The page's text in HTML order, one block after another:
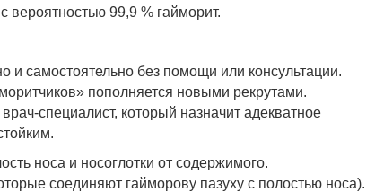
вероятностью 99,9 % гайморит.
и самостоятельно без помощи или консультации.
пополняется новыми рекрутами.
специалист, который назначит адекватное
носа и носоглотки от содержимого.
соединяют гайморову пазуху с полостью носа).